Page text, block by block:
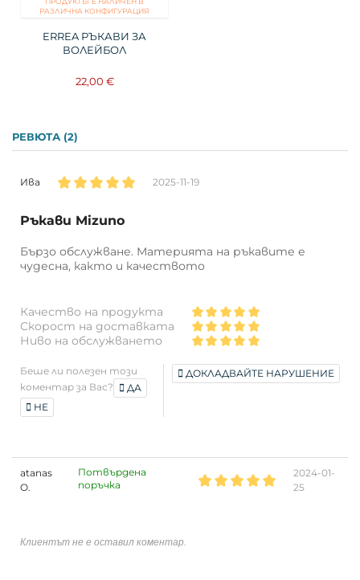
Въпрос
РАЗЛИЧНА КОНФИГУРАЦИЯ
ERREA РЪКАВИ ЗА
ВОЛЕЙБОЛ
22,00 €
РЕВЮТА (2)
Ива 2025-11-19
Ръкави Mizuno
Бързо обслужване. Материята на ръкавите е
чудесна, както и качеството
Качество на продукта
Скорост на доставката
Ниво на обслужването
Беше ли полезен този
коментар за Вас?
ДА
НЕ
ДОКЛАДВАЙТЕ НАРУШЕНИЕ
atanas
O.
Потвърдена
поръчка
2024-01-
25
Клиентът не е оставил коментар.